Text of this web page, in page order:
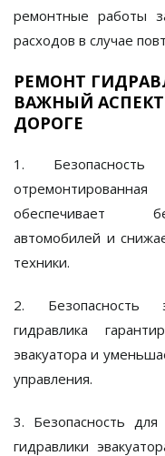
ремонтные работы
расходов в случае
РЕМОНТ
ВАЖНЫЙ
ДОРОГЕ
1. Безопасность
обеспечивает
автомобилей и
техники.
2. Безопасность
гидравлика
эвакуатора и
управления.
3. Безопасность для
гидравлики